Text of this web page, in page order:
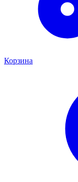
Корзина